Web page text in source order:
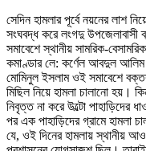
সেদিন হামলার পূর্বে নয়নের লাশ
সংঘবদ্ধ করে লংগদু
সমাবেশে স্থানীয় সামরিক-
কমাণ্ডার লে: কর্ণেল আবদুল আলিম
মোমিনুল ইসলাম ওই সমাবেশে
মিছিল নিয়ে হামলা চালানো হয়।
নিবৃত্ত না করে উল্টো পাহাড়িদের
পর এক পাহাড়িদের গ্রামে হামলা
যে, ওই দিনের হামলায় স্থানীয়